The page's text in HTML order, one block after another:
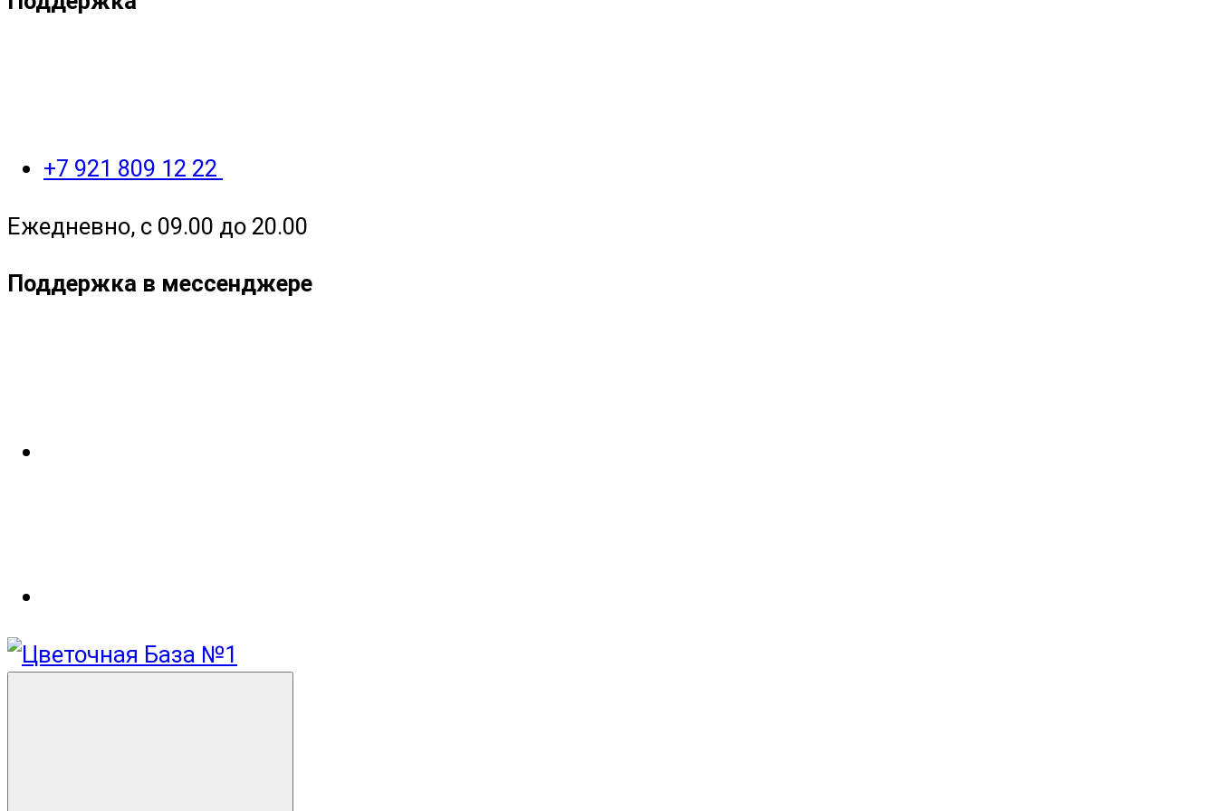
+7 921 809 12 22
Ежедневно, с 09.00 до 20.00
Поддержка в мессенджере